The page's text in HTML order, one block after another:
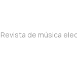
de música